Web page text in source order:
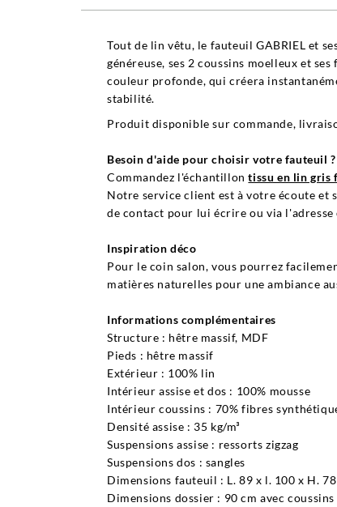
Tout de lin vêtu, le fauteuil GABRIEL et
généreuse, ses 2 coussins moelleux et
couleur profonde, qui créera
stabilité.
Produit disponible sur commande,
Besoin d'aide pour choisir votre fauteuil ?
Commandez l'échantillon tissu en lin gris
Notre service client est à votre écoute et
de contact pour lui écrire ou via
Inspiration déco
Pour le coin salon, vous pourrez
matières naturelles pour une ambiance
Informations complémentaires
Structure : hêtre massif, MDF
Pieds : hêtre massif
Extérieur : 100% lin
Intérieur assise et dos : 100% mousse
Intérieur coussins : 70% fibres
Densité assise : 35 kg/m³
Suspensions assise : ressorts zigzag
Suspensions dos : sangles
Dimensions fauteuil : L. 89 x l. 100 x H.
Dimensions dossier : 90 cm avec